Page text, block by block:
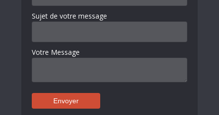
Sujet de votre message
Votre Message